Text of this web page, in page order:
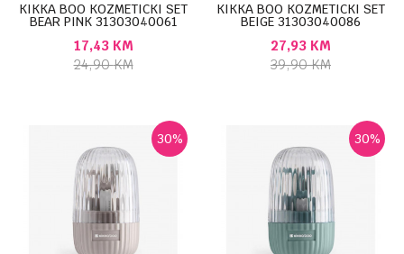
KIKKA BOO KOZMETICKI SET
BEAR PINK 31303040061
17,43 KM
24,90KM
KIKKA BOO KOZMETICKI SET
BEIGE 31303040086
27,93 KM
39,90KM
30% 30%